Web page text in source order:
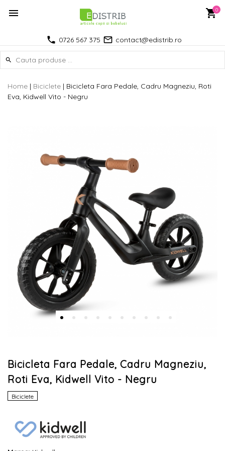
0
0726 567 375 contact@edistrib.ro
Home | Biciclete | Bicicleta Fara Pedale, Cadru Magneziu, Roti
Eva, Kidwell Vito - Negru
Bicicleta Fara Pedale, Cadru Magneziu,
Roti Eva, Kidwell Vito - Negru
Biciclete